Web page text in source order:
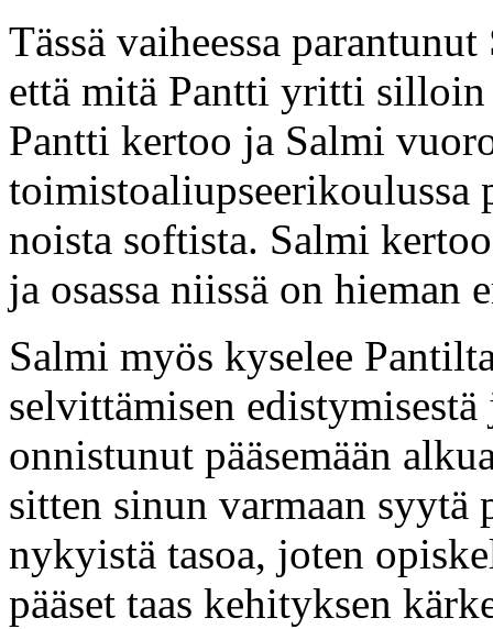
Tässä vaiheessa
että mitä Pantti yritti silloin
Pantti kertoo ja Salmi
noista softista. Salmi
ja osassa niissä on
Salmi myös kyselee
selvittämisen
onnistunut pääsemään
sitten sinun varmaan syytä
nykyistä tasoa, joten
pääset taas kehityksen